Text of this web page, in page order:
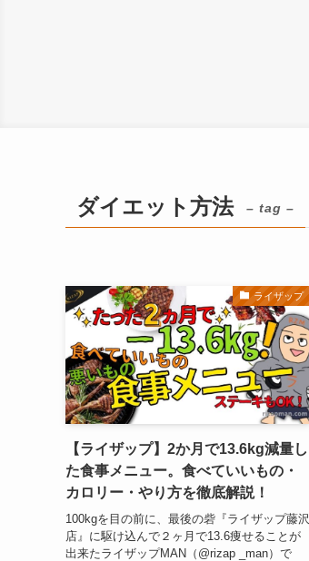
ダイエット方法 – tag –
ライザップ
【ライザップ】2か月で13.6kg減量し
た食事メニュー。食べていいもの・
カロリー・やり方を徹底解説！
100kgを目の前に、最後の砦『ライザップ藤沢
店』に駆け込んで２ヶ月で13.6痩せることが
出来たライザップMAN（@rizap _man）で